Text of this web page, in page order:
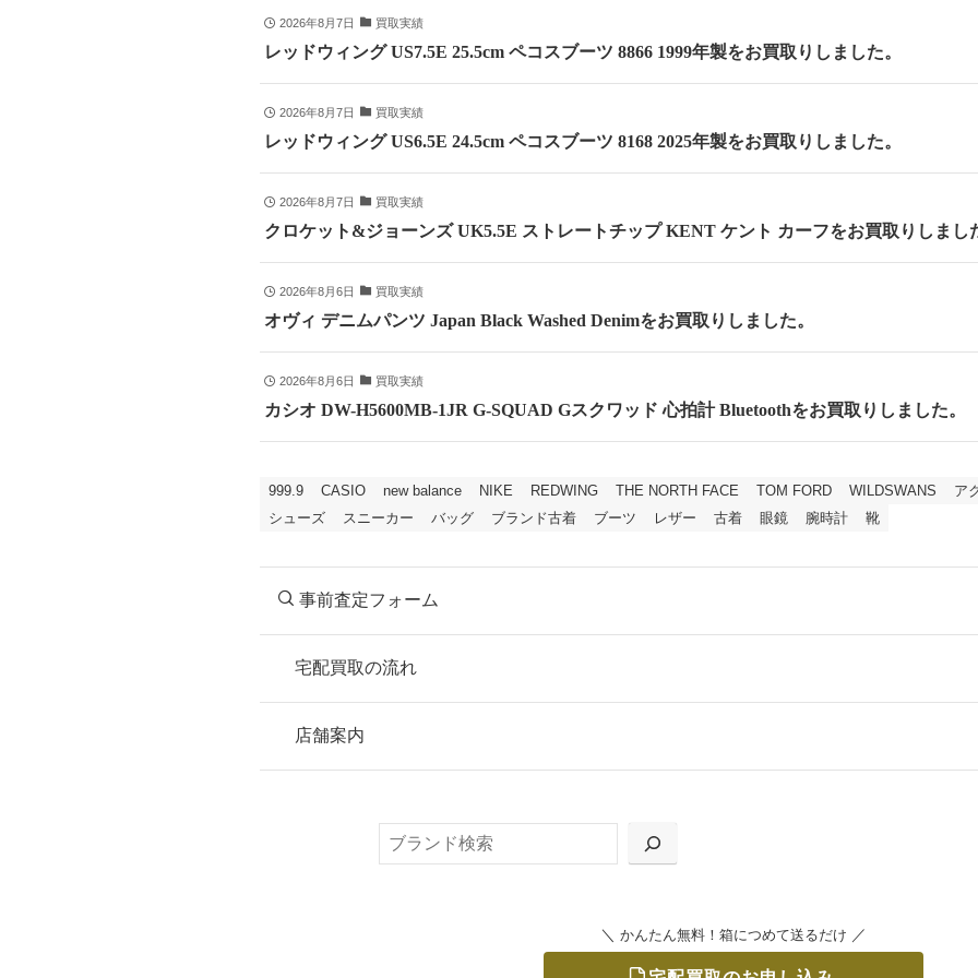
2026年8月7日 買取実績
レッドウィング US7.5E 25.5cm ペコスブーツ 8866 1999年製をお買取りしました。
2026年8月7日 買取実績
レッドウィング US6.5E 24.5cm ペコスブーツ 8168 2025年製をお買取りしました。
2026年8月7日 買取実績
クロケット&ジョーンズ UK5.5E ストレートチップ KENT ケント カーフをお買取りしまし
2026年8月6日 買取実績
オヴィ デニムパンツ Japan Black Washed Denimをお買取りしました。
2026年8月6日 買取実績
カシオ DW-H5600MB-1JR G-SQUAD Gスクワッド 心拍計 Bluetoothをお買取りしました。
999.9 CASIO new balance NIKE REDWING THE NORTH FACE TOM FORD WILDSWANS
ア
シューズ
スニーカー バッグ ブランド古着 ブーツ レザー 古着 眼鏡 腕時計 靴
事前査定フォーム
宅配買取の流れ
お申込み
または梱包材不要の「集荷申込」からお選びいただけます。
店舗案内
＼ かんたん無料！箱につめて送るだけ ／